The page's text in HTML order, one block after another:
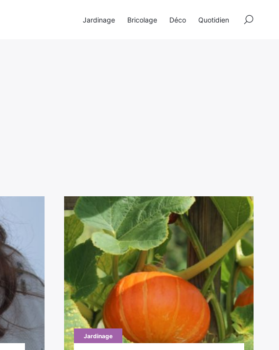
Jardinage
Jardinage Bricolage Déco Quotidien